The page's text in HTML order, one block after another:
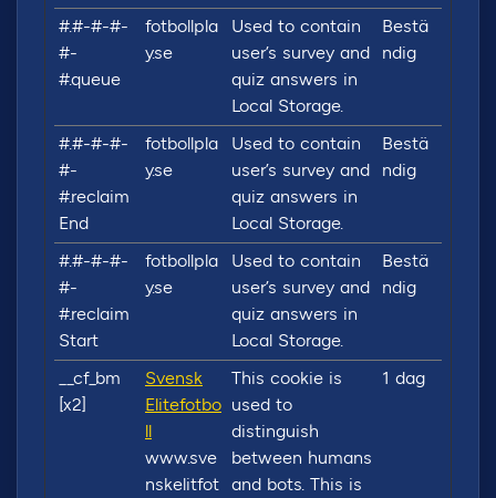
#.#-#-#-
#-
#.queue
fotbollpla
y.se
Used to contain
user’s survey and
quiz answers in
Local Storage.
Bestä
ndig
#.#-#-#-
#-
#.reclaim
End
fotbollpla
y.se
Used to contain
user’s survey and
quiz answers in
Local Storage.
Bestä
ndig
#.#-#-#-
#-
#.reclaim
Start
fotbollpla
y.se
Used to contain
user’s survey and
quiz answers in
Local Storage.
Bestä
ndig
__cf_bm
[x2]
Svensk
Elitefotbo
ll
www.sve
nskelitfot
This cookie is
used to
distinguish
between humans
and bots. This is
1 dag